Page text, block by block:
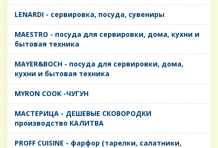
LENARDI - сервировка, посуда, сувениры
MAESTRO - посуда для сервировки, дома, кухни и
бытовая техника
MAYER&BOCH - посуда для сервировки, дома,
кухни и бытовая техника
MYRON COOK -ЧУГУН
MАСТЕРИЦА - ДЕШЕВЫЕ СКОВОРОДКИ
производство КАЛИТВА
PROFF CUISINE - фарфор (тарелки, салатники,